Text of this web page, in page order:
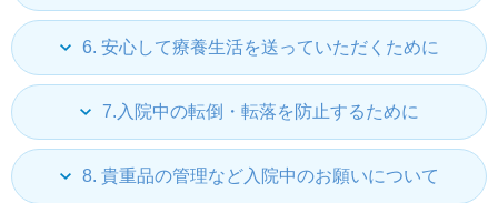
6. 安心して療養生活を送っていただくために
7.入院中の転倒・転落を防止するために
8. 貴重品の管理など入院中のお願いについて